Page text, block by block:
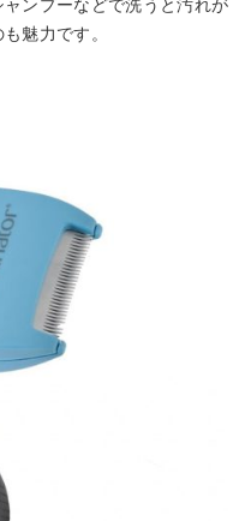
ンプーなどで洗うと汚れが
魅力です。